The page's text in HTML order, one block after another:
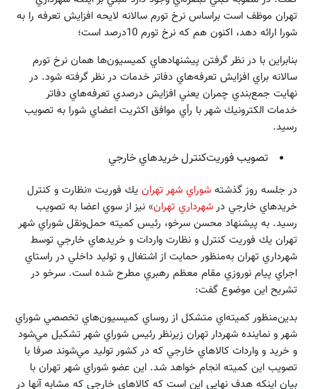
تهران موظف است براساس نرخ تورم سالانه لايحه افزايش تعرفه را به
شورا ارائه دهد، اكنون هم كه نرخ تورم 10درصد است؛
بنابراين با در نظر گرفتن پيشنهادهاي كميسيون‌ها همان نرخ تورم
سالانه براي افزايش تعرفه‌هاي دفاتر خدمات در نظر گرفته شود. در
نهايت جمع‌بندي چمران يعني افزايش درصدي تعرفه‌هاي دفاتر
خدمات الكترونيك شهر با رأي موافق اكثريت اعضاي شورا به تصويب
رسيد.
تصويب فوريت‌كنترل خريدهاي خارجي
در جلسه روز گذشته شوراي شهر تهران يك فوريت «نظارت و كنترل
خريدهاي خارجي در شهرداري تهران» نيز از سوي اعضا به تصويب
رسيد. به پيشنهاد محسن سرخو، رئيس كميته حمل‌ونقل شوراي شهر
تهران يك فوريت كنترل و نظارت واردات و خريدهاي خارجي توسط
شهرداري تهران به‌منظور حمايت از اشتغال و توليد داخلي در راستاي
اجراي پيام نوروزي مقام معظم رهبري مطرح شده است. سرخو در
تشريح اين موضوع گفت:
بدين‌منظور كميته‌اي متشكل از روساي كميسيون‌هاي تخصصي شوراي
شهر و نماينده شهردار تهران زيرنظر رئيس شوراي شهر تشكيل مي‌شود
و خريد و واردات كالاهاي خارجي كه در كشور توليد مي‌شوند صرفا با
تصويب اين كميته انجام خواهد شد. اين عضو شوراي شهر تهران با
بيان اينكه هدف نهايي اين است كه كالاهاي خارجي كه مشابه آنها در